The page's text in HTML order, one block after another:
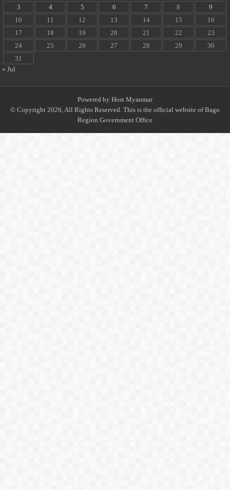
3
4 5 6 7 8
9
10
11 12 13 14 15
16
17
18 19 20 21 22
23
24
25 26 27 28 29
30
31
« Jul
Powered by Host Myanmar
© Copyright 2026, All Rights Reserved. This is the official website of Bago
Region Government Office